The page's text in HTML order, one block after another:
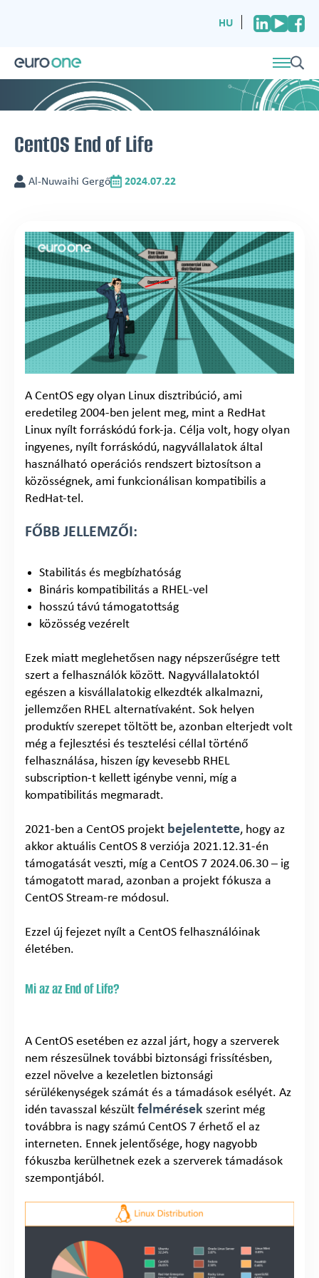
HU
CentOS End of Life
Al-Nuwaihi Gergő 2024.07.22
A CentOS egy olyan Linux disztribúció, ami
eredetileg 2004-ben jelent meg, mint a RedHat
Linux nyílt forráskódú fork-ja. Célja volt, hogy olyan
ingyenes, nyílt forráskódú, nagyvállalatok által
használható operációs rendszert biztosítson a
közösségnek, ami funkcionálisan kompatibilis a
RedHat-tel.
FŐBB JELLEMZŐI:
Stabilitás és megbízhatóság
Bináris kompatibilitás a RHEL-vel
hosszú távú támogatottság
közösség vezérelt
Ezek miatt meglehetősen nagy népszerűségre tett
szert a felhasználók között. Nagyvállalatoktól
egészen a kisvállalatokig elkezdték alkalmazni,
jellemzően RHEL alternatívaként. Sok helyen
produktív szerepet töltött be, azonban elterjedt volt
még a fejlesztési és tesztelési céllal történő
felhasználása, hiszen így kevesebb RHEL
subscription-t kellett igénybe venni, míg a
kompatibilitás megmaradt.
2021-ben a CentOS projekt bejelentette, hogy az
akkor aktuális CentOS 8 verziója 2021.12.31-én
támogatását veszti, míg a CentOS 7 2024.06.30 – ig
támogatott marad, azonban a projekt fókusza a
CentOS Stream-re módosul.
Ezzel új fejezet nyílt a CentOS felhasználóinak
életében.
Mi az az End of Life?
A CentOS esetében ez azzal járt, hogy a szerverek
nem részesülnek további biztonsági frissítésben,
ezzel növelve a kezeletlen biztonsági
sérülékenységek számát és a támadások esélyét. Az
idén tavasszal készült felmérések szerint még
továbbra is nagy számú CentOS 7 érhető el az
interneten. Ennek jelentősége, hogy nagyobb
fókuszba kerülhetnek ezek a szerverek támadások
szempontjából.